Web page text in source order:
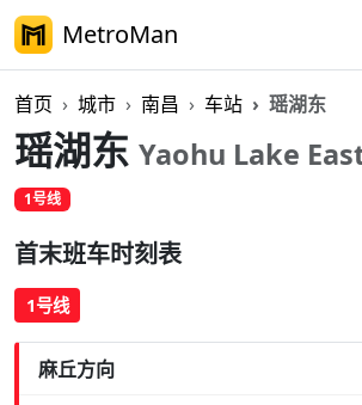
MetroMan
首页 城市 南昌 车站 瑶湖东
瑶湖东 Yaohu Lake
1号线
首末班车时刻表
1号线
麻丘方向